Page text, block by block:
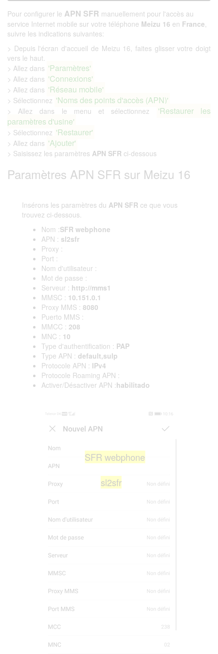
Pour configurer le APN SFR manuellement pour l'accès au
service Internet mobile sur votre téléphone Meizu 16 en France,
suivre les indications suivantes:
> Depuis l'écran d'accueil de Meizu 16, faites glisser votre doigt
vers le haut.
> Allez dans 'Paramètres'
> Allez dans 'Connexions'
> Allez dans 'Réseau mobile'
> Sélectionnez 'Noms des points d'accès (APN)'
> Allez dans le menu et sélectionnez
'Restaurer les
paramètres d'usine'
> Sélectionnez 'Restaurer'
> Allez dans 'Ajouter'
> Saisissez les paramètres APN SFR ci-dessous
Paramètres APN SFR sur Meizu 16
Insérons les paramètres du APN SFR ce que vous
trouvez ci-dessous.
Nom :SFR webphone
APN : sl2sfr
Proxy :
Port :
Nom d'utilisateur :
Mot de passe :
Serveur : http://mms1
MMSC : 10.151.0.1
Proxy MMS : 8080
Puerto MMS :
MMCC : 208
MNC : 10
Type d'authentification : PAP
Type APN : default,sulp
Protocole APN : IPv4
Protocole Roaming APN :
Activer/Désactiver APN :habilitado
sl2sfr
SFR webphone